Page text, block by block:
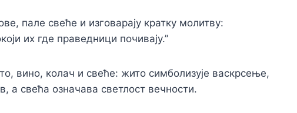
пале свеће и изговарају кратку молитву:
их где праведници почивају.”
вино, колач и свеће: жито симболизује васкрсење,
а свећа означава светлост вечности.